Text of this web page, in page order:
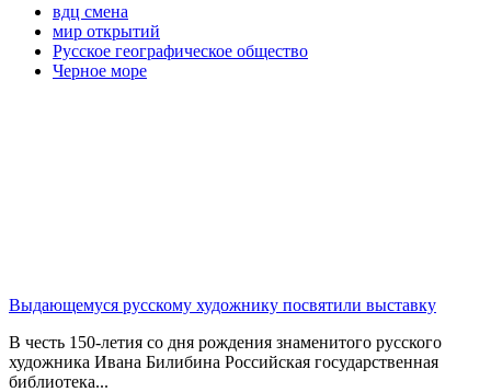
вдц смена
мир открытий
Русское географическое общество
Черное море
Выдающемуся русскому художнику посвятили выставку
В честь 150-летия со дня рождения знаменитого русского
художника Ивана Билибина Российская государственная
библиотека...